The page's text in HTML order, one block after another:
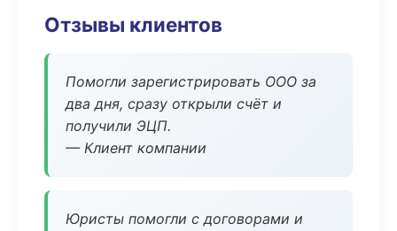
Отзывы клиентов
Помогли зарегистрировать ООО за
два дня, сразу открыли счёт и
получили ЭЦП.
— Клиент компании
Юристы помогли с договорами и